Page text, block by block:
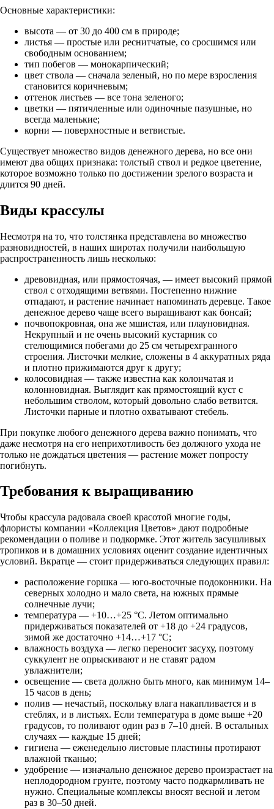
Основные характеристики:
высота — от 30 до 400 см в природе;
листья — простые или реснитчатые, со сросшимся или
свободным основанием;
тип побегов — монокарпический;
цвет ствола — сначала зеленый, но по мере взросления
становится коричневым;
оттенок листьев — все тона зеленого;
цветки — пятичленные или одиночные пазушные, но
всегда маленькие;
корни — поверхностные и ветвистые.
Существует множество видов денежного дерева, но все они
имеют два общих признака: толстый ствол и редкое цветение,
которое возможно только по достижении зрелого возраста и
длится 90 дней.
Виды крассулы
Несмотря на то, что толстянка представлена во множество
разновидностей, в наших широтах получили наибольшую
распространенность лишь несколько:
древовидная, или прямостоячая, — имеет высокий прямой
ствол с отходящими ветвями. Постепенно нижние
отпадают, и растение начинает напоминать деревце. Такое
денежное дерево чаще всего выращивают как бонсай;
почвопокровная, она же мшистая, или плауновидная.
Некрупный и не очень высокий кустарник со
стелющимися побегами до 25 см четырехгранного
строения. Листочки мелкие, сложены в 4 аккуратных ряда
и плотно прижимаются друг к другу;
колосовидная — также известна как колончатая и
колонновидная. Выглядит как прямостоящий куст с
небольшим стволом, который довольно слабо ветвится.
Листочки парные и плотно охватывают стебель.
При покупке любого денежного дерева важно понимать, что
даже несмотря на его неприхотливость без должного ухода не
только не дождаться цветения — растение может попросту
погибнуть.
Требования к выращиванию
Чтобы крассула радовала своей красотой многие годы,
флористы компании «Коллекция Цветов» дают подробные
рекомендации о поливе и подкормке. Этот житель засушливых
тропиков и в домашних условиях оценит создание идентичных
условий. Вкратце — стоит придерживаться следующих правил:
расположение горшка — юго-восточные подоконники. На
северных холодно и мало света, на южных прямые
солнечные лучи;
температура — +10…+25 °C. Летом оптимально
придерживаться показателей от +18 до +24 градусов,
зимой же достаточно +14…+17 °С;
влажность воздуха — легко переносит засуху, поэтому
суккулент не опрыскивают и не ставят радом
увлажнители;
освещение — света должно быть много, как минимум 14–
15 часов в день;
полив — нечастый, поскольку влага накапливается и в
стеблях, и в листьях. Если температура в доме выше +20
градусов, то поливают один раз в 7–10 дней. В остальных
случаях — каждые 15 дней;
гигиена — еженедельно листовые пластины протирают
влажной тканью;
удобрение — изначально денежное дерево произрастает на
неплодородном грунте, поэтому часто подкармливать не
нужно. Специальные комплексы вносят весной и летом
раз в 30–50 дней.